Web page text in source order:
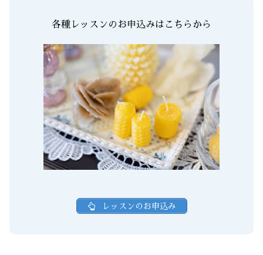
各種レッスンのお申込みはこちらから
レッスンのお申込み